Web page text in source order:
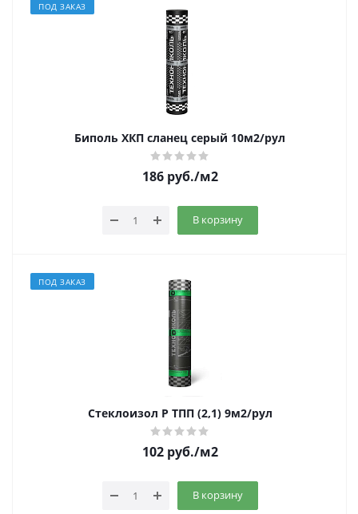
ПОД ЗАКАЗ
Биполь ХКП сланец серый 10м2/рул
186руб./м2
В корзину
ПОД ЗАКАЗ
Стеклоизол Р ТПП (2,1) 9м2/рул
102руб./м2
В корзину